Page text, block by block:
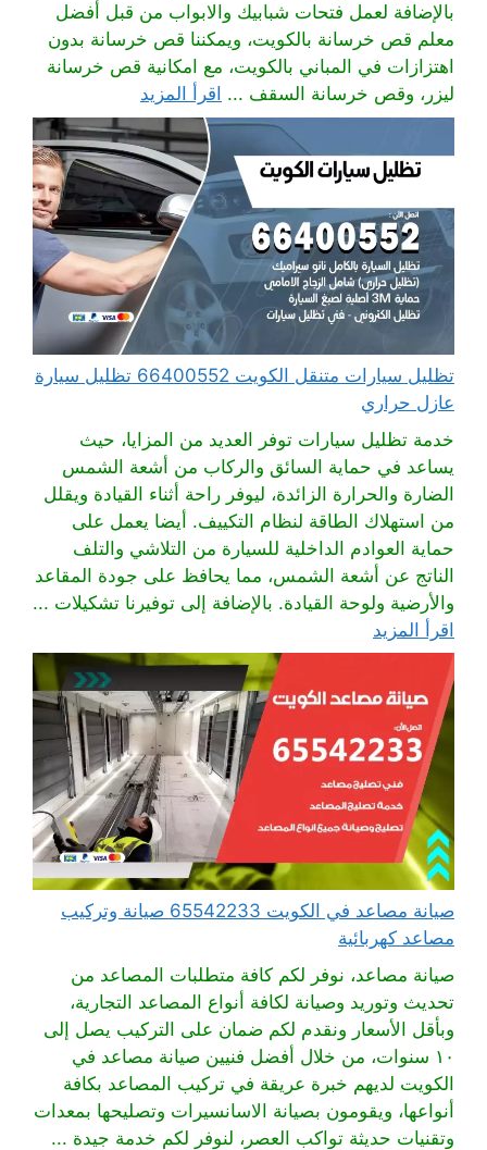
بالإضافة لعمل فتحات شبابيك والابواب من قبل أفضل
معلم قص خرسانة بالكويت، ويمكننا قص خرسانة بدون
اهتزازات في المباني بالكويت، مع امكانية قص خرسانة
ليزر، وقص خرسانة السقف ... اقرأ المزيد
تظليل سيارات متنقل الكويت 66400552 تظليل سيارة
عازل حراري
خدمة تظليل سيارات توفر العديد من المزايا، حيث
يساعد في حماية السائق والركاب من أشعة الشمس
الضارة والحرارة الزائدة، ليوفر راحة أثناء القيادة ويقلل
من استهلاك الطاقة لنظام التكييف. أيضا يعمل على
حماية العوادم الداخلية للسيارة من التلاشي والتلف
الناتج عن أشعة الشمس، مما يحافظ على جودة المقاعد
والأرضية ولوحة القيادة. بالإضافة إلى توفيرنا تشكيلات ...
اقرأ المزيد
صيانة مصاعد في الكويت 65542233 صيانة وتركيب
مصاعد كهربائية
صيانة مصاعد، نوفر لكم كافة متطلبات المصاعد من
تحديث وتوريد وصيانة لكافة أنواع المصاعد التجارية،
وبأقل الأسعار ونقدم لكم ضمان على التركيب يصل إلى
١٠ سنوات، من خلال أفضل فنيين صيانة مصاعد في
الكويت لديهم خبرة عريقة في تركيب المصاعد بكافة
أنواعها، ويقومون بصيانة الاسانسيرات وتصليحها بمعدات
وتقنيات حديثة تواكب العصر، لنوفر لكم خدمة جيدة ...